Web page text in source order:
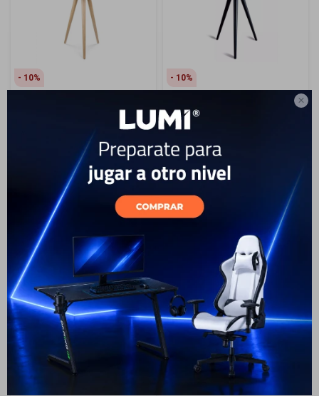

10
USD161
GARANTÍA: 6 MESES
ENVÍO A TODO EL PAÍS
10
Bluetooth S - Roble Negro
USD
USD 179
GARANTÍA: 6 MESES
F&Q
Tiendas